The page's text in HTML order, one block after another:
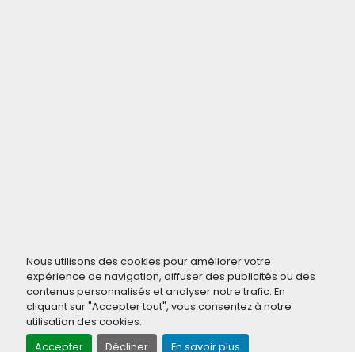
Nous utilisons des cookies pour améliorer votre
expérience de navigation, diffuser des publicités ou des
contenus personnalisés et analyser notre trafic. En
cliquant sur "Accepter tout", vous consentez à notre
utilisation des cookies.
Accepter
Décliner En savoir plus